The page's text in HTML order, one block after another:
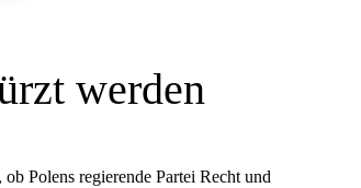
werden
Polens regierende Partei Recht und